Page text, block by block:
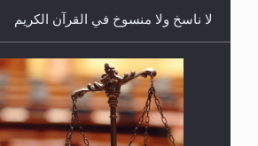
لا ناسخ ولا منسوخ في القرآن الكريم